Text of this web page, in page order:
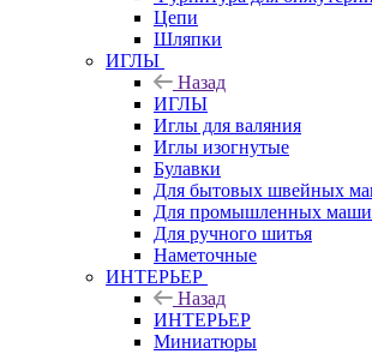
Цепи
Шляпки
ИГЛЫ
Назад
ИГЛЫ
Иглы для валяния
Иглы изогнутые
Булавки
Для бытовых швейных
Для промышленных
Для ручного шитья
Наметочные
ИНТЕРЬЕР
Назад
ИНТЕРЬЕР
Миниатюры